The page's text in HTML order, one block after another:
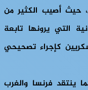
حيث أصيب الكثير من
التي يرونها تابعة
كإجراء تصحيحي
ينتقد فرنسا والغرب